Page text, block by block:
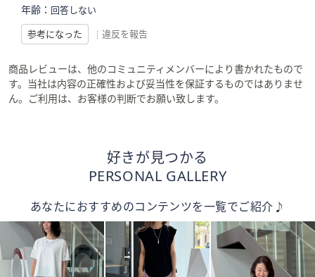
年齢： 回答しない
参考になった
| 違反を報告
商品レビューは、他のコミュニティメンバーにより書かれたもので
す。当社は内容の正確性および妥当性を保証するものではありませ
ん。ご利用は、お客様の判断でお願い致します。
好きが見つかる
PERSONAL GALLERY
あなたにおすすめのコンテンツを一覧でご紹介♪